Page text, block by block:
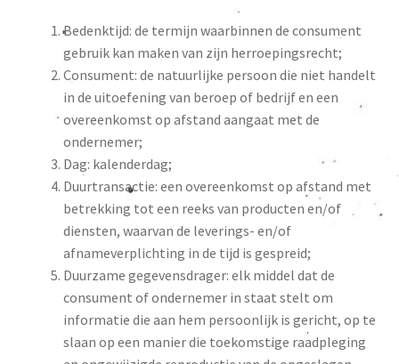
Bedenktijd: de termijn waarbinnen de consument
gebruik kan maken van zijn herroepingsrecht;
Consument: de natuurlijke persoon die niet handelt
in de uitoefening van beroep of bedrijf en een
overeenkomst op afstand aangaat met de
ondernemer;
Dag: kalenderdag;
Duurtransactie: een overeenkomst op afstand met
betrekking tot een reeks van producten en/of
diensten, waarvan de leverings- en/of
afnameverplichting in de tijd is gespreid;
Duurzame gegevensdrager: elk middel dat de
consument of ondernemer in staat stelt om
informatie die aan hem persoonlijk is gericht, op te
slaan op een manier die toekomstige raadpleging